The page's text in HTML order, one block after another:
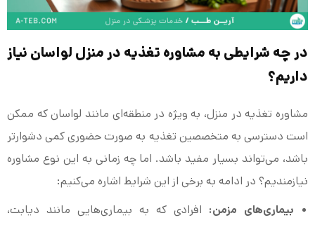
در چه شرایطی به مشاوره تغذیه در منزل لواسان نیاز
داریم؟
مشاوره تغذیه در منزل، به ویژه در منطقه‌ای مانند لواسان که ممکن
است دسترسی به متخصصین تغذیه به صورت حضوری کمی دشوارتر
باشد، می‌تواند بسیار مفید باشد. اما چه زمانی به این نوع مشاوره
نیازمندیم؟ در ادامه به برخی از این شرایط اشاره می‌کنیم:
بیماری‌های مزمن:افرادی که به بیماری‌هایی مانند دیابت،